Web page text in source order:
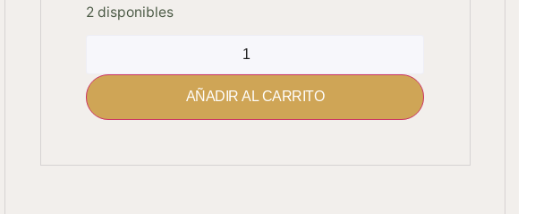
2 disponibles
AÑADIR AL CARRITO